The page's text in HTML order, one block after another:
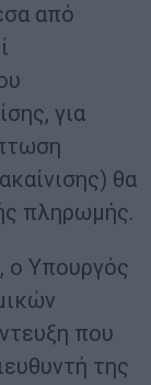
από
για
θα
πληρωμής.
ο Υπουργός
που
της